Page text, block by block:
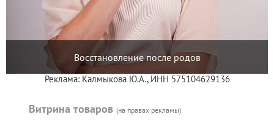
Восстановление после родов
Реклама: Калмыкова Ю.А., ИНН 575104629136
Витрина товаров (на правах рекламы)